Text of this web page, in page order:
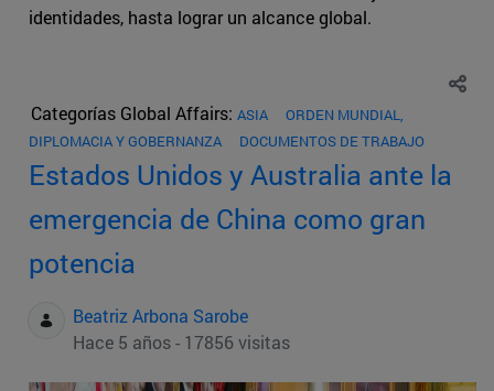
identidades, hasta lograr un alcance global.
Categorías Global Affairs: ASIA
ORDEN MUNDIAL,
DIPLOMACIA Y GOBERNANZA
DOCUMENTOS DE TRABAJO
Estados Unidos y Australia ante la
emergencia de China como gran
potencia
Beatriz Arbona Sarobe
Hace 5 años - 17856 visitas